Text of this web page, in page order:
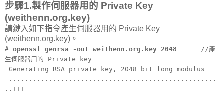
步驟1.製作伺服器用的 Private Key
(weithenn.org.key)
請鍵入如下指令產生伺服器用的 Private Key
(weithenn.org.key)。
# openssl genrsa -out weithenn.org.key 2048 //產
生伺服器用的 Private key
Generating RSA private key, 2048 bit long modulus
....................................................
..+++